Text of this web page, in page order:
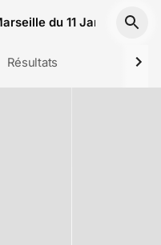
du 11 Janvier 2023
Résultats